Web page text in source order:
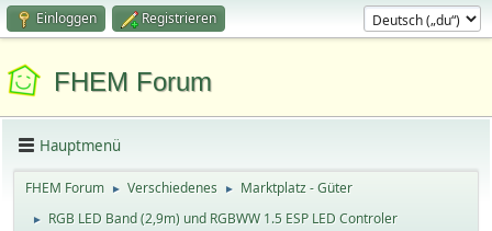
Einloggen Registrieren
FHEM Forum
Hauptmenü
FHEM Forum ► Verschiedenes ► Marktplatz - Güter
► RGB LED Band (2,9m) und RGBWW 1.5 ESP LED Controler